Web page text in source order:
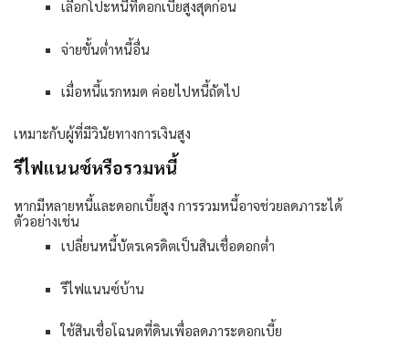
เลือกโปะหนี้ที่ดอกเบี้ยสูงสุดก่อน
จ่ายขั้นต่ำหนี้อื่น
เมื่อหนี้แรกหมด ค่อยไปหนี้ถัดไป
เหมาะกับผู้ที่มีวินัยทางการเงินสูง
รีไฟแนนซ์หรือรวมหนี้
หากมีหลายหนี้และดอกเบี้ยสูง การรวมหนี้อาจช่วยลดภาระได้
ตัวอย่างเช่น
เปลี่ยนหนี้บัตรเครดิตเป็นสินเชื่อดอกต่ำ
รีไฟแนนซ์บ้าน
ใช้สินเชื่อโฉนดที่ดินเพื่อลดภาระดอกเบี้ย